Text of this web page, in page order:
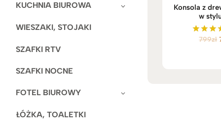
KUCHNIA BIUROWA
WIESZAKI, STOJAKI
SZAFKI RTV
SZAFKI NOCNE
FOTEL BIUROWY
ŁÓŻKA, TOALETKI
Konsola z
w
799zł